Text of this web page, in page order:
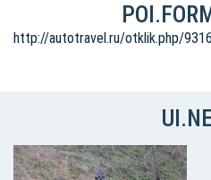
http://autotravel.ru/otklik.php/9316